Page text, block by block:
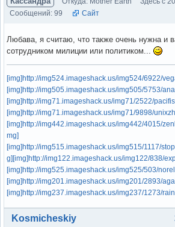
Сообщений: 99
Сайт
Любава, я считаю, что также очень нужна и
сотрудником милиции или политиком...
[img]http://img524.imageshack.us/img524/6922/
[img]http://img505.imageshack.us/img505/5753/
[img]http://img71.imageshack.us/img71/2522/
[img]http://img71.imageshack.us/img71/9898/
[img]http://img442.imageshack.us/img442/4015/
mg]
[img]http://img515.imageshack.us/img515/1117/
g] [img]http://img122.imageshack.us/img122/838/
[img]http://img525.imageshack.us/img525/503/
[img]http://img201.imageshack.us/img201/2893/
[img]http://img237.imageshack.us/img237/1273/
Вне форума
Kosmicheskiy